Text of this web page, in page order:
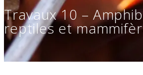
Travaux 10 –
reptiles et